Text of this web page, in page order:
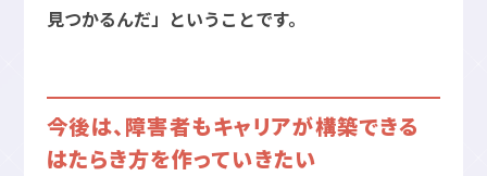
見つかるんだ」ということです。
今後は、障害者もキャリアが構築できる
はたらき方を作っていきたい